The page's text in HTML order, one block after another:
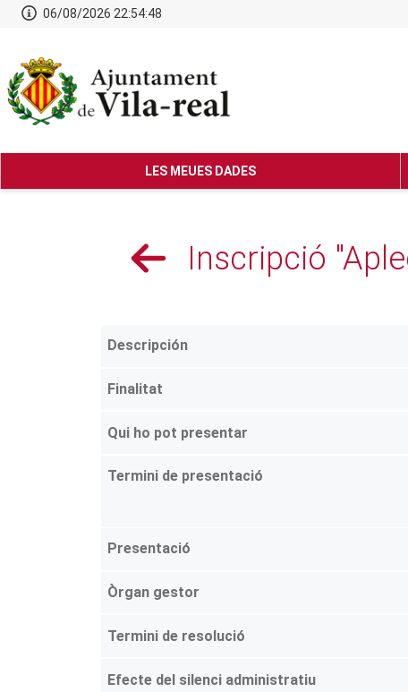
06/08/2026 22:54:49
LES MEUES DADES
Inscripció
Descripción
Finalitat
Qui ho pot presentar
Termini de presentació
Presentació
Òrgan gestor
Termini de resolució
Efecte del silenci administratiu